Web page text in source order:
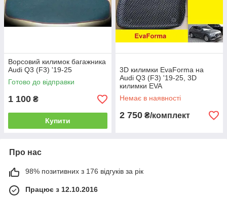
Ворсовий килимок багажника
Audi Q3 (F3) '19-25
Готово до відправки
1 100 ₴
Купити
3D килимки EvaForma на
Audi Q3 (F3) '19-25, 3D
килимки EVA
Немає в наявності
2 750 ₴/комплект
Про нас
98% позитивних з 176 відгуків за рік
Працює з 12.10.2016